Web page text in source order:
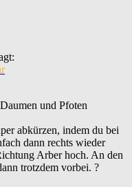
und Pfoten
abkürzen, indem du bei
dann rechts wieder
Arber hoch. An den
trotzdem vorbei. ?